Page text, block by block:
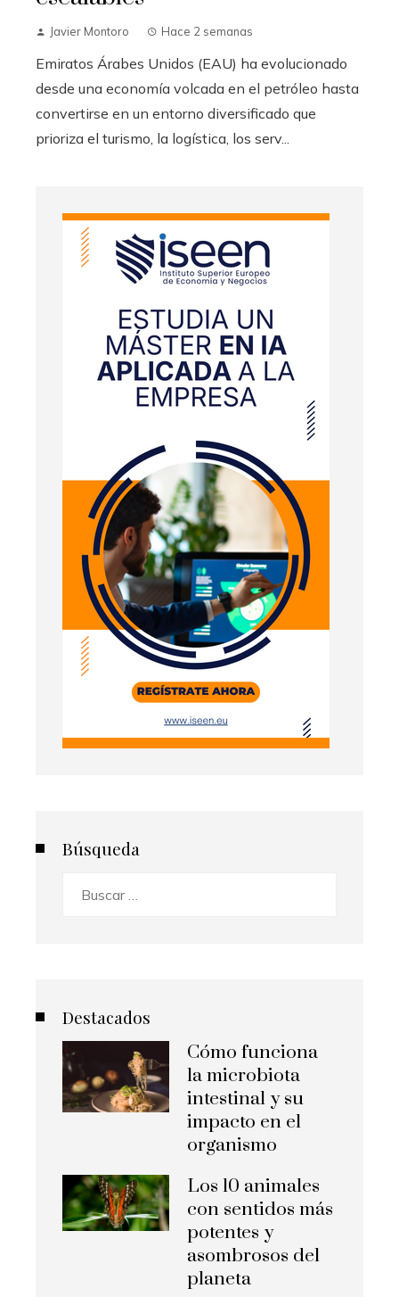
Javier Montoro Hace 2 semanas
Emiratos Árabes Unidos (EAU) ha evolucionado
desde una economía volcada en el petróleo hasta
convertirse en un entorno diversificado que
prioriza el turismo, la logística, los serv...
Búsqueda
Destacados
Cómo funciona
la microbiota
intestinal y su
impacto en el
organismo
Los 10 animales
con sentidos más
potentes y
asombrosos del
planeta